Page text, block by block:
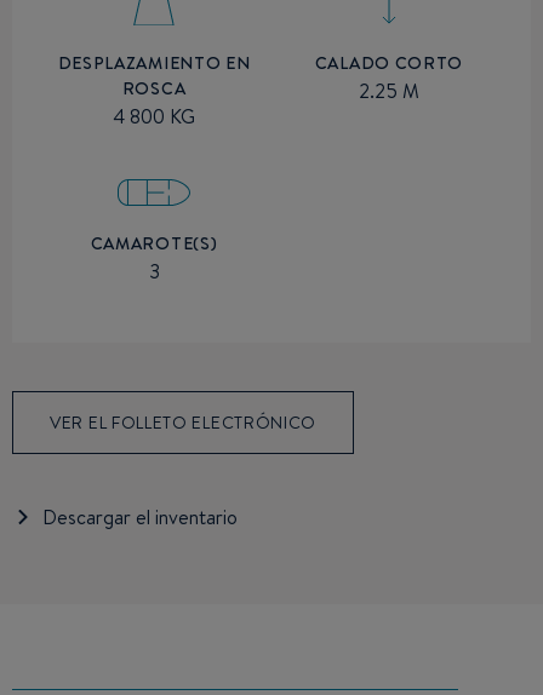
DESPLAZAMIENTO EN
ROSCA
4 800 KG
CALADO CORTO
2.25 M
CAMAROTE(S)
3
VER EL FOLLETO ELECTRÓNICO
Descargar el inventario